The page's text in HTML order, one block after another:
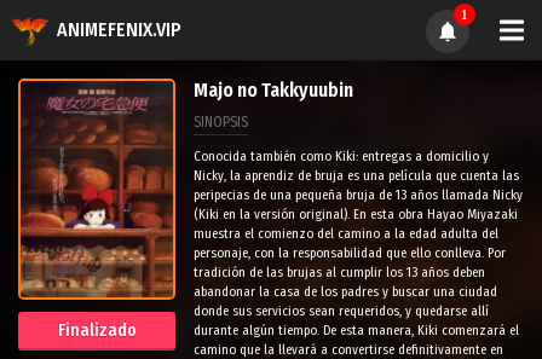
ANIMEFENIX.VIP
1
Finalizado
Majo no Takkyuubin
SINOPSIS
Conocida también como Kiki: entregas a domicilio y
Nicky, la aprendiz de bruja es una película que cuenta las
peripecias de una pequeña bruja de 13 años llamada Nicky
(Kiki en la versión original). En esta obra Hayao Miyazaki
muestra el comienzo del camino a la edad adulta del
personaje, con la responsabilidad que ello conlleva. Por
tradición de las brujas al cumplir los 13 años deben
abandonar la casa de los padres y buscar una ciudad
donde sus servicios sean requeridos, y quedarse allí
durante algún tiempo. De esta manera, Kiki comenzará el
camino que la llevará a convertirse definitivamente en